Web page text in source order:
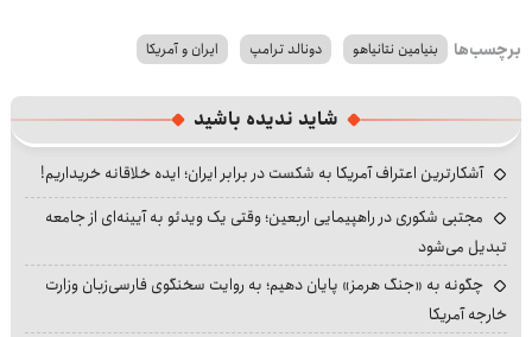
برچسب‌ها بنیامین نتانیاهو دونالد ترامپ ایران و آمریکا
شاید ندیده باشید
آشکارترین اعتراف آمریکا به شکست در برابر ایران؛ ایده خلاقانه خریداریم!
مجتبی شکوری در راهپیمایی اربعین؛ وقتی یک ویدئو به آیینه‌ای از جامعه
تبدیل می‌شود
چگونه به «جنگ هرمز» پایان دهیم؛ به روایت سخنگوی فارسی‌زبان وزارت
خارجه آمریکا